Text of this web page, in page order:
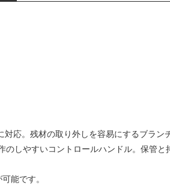
応。残材の取り外しを容易にするブラン
しやすいコントロールハンドル。保管と
能です。